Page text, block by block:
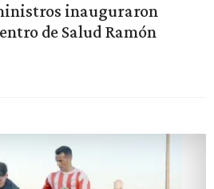
inauguraron
de Salud Ramón